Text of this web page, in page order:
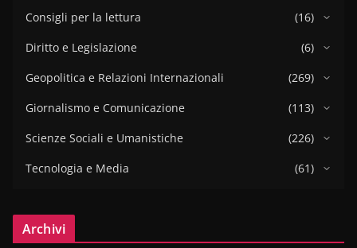
Consigli per la lettura
(16)
Diritto e Legislazione
(6)
Geopolitica e Relazioni Internazionali
(269)
Giornalismo e Comunicazione
(113)
Scienze Sociali e Umanistiche
(226)
Tecnologia e Media
(61)
Archivi